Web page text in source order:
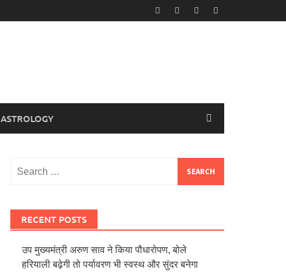
ASTROLOGY
RECENT POSTS
उप मुख्यमंत्री अरुण साव ने किया पौधारोपण, बोले
हरियाली बढ़ेगी तो पर्यावरण भी स्वस्थ और सुंदर बनेगा